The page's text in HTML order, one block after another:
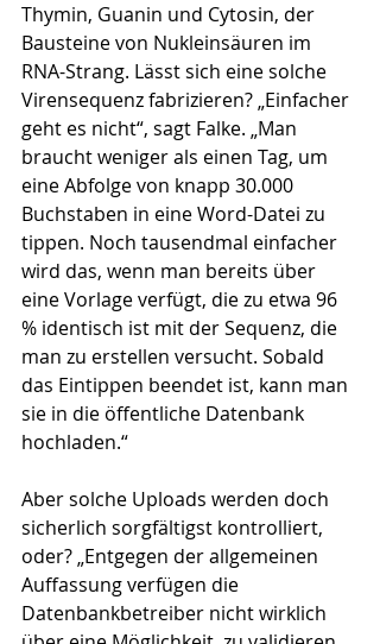
Thymin, Guanin und Cytosin, der
Bausteine von Nukleinsäuren im
RNA-Strang. Lässt sich eine solche
Virensequenz fabrizieren? „Einfacher
geht es nicht“, sagt Falke. „Man
braucht weni­­ger als einen Tag, um
eine Abfolge von knapp 30.000
Buchstaben in eine Word-Datei zu
tippen. Noch tausendmal einfacher
wird das, wenn man bereits über
eine Vorlage verfügt, die zu etwa 96
% identisch ist mit der Sequenz, die
man zu erstellen versucht. Sobald
das Eintippen beendet ist, kann man
sie in die öffentliche Datenbank
hochladen.“
Aber solche Uploads werden doch
sicherlich sorgfältigst kontrolliert,
oder? „Entgegen der allgemeinen
Auffas­sung verfügen die
Datenbankbetreiber nicht wirklich